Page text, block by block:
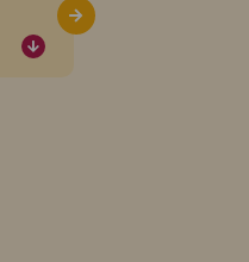
Blij met een merk